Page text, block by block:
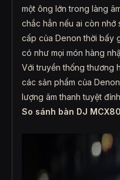
một ông lớn trong làng
chắc hẳn nếu ai còn nhớ
cấp của Denon thời bấy
có như mọi món hàng
Với truyền thống thương
các sản phẩm của
lượng âm thanh tuyệt
So sánh bàn DJ